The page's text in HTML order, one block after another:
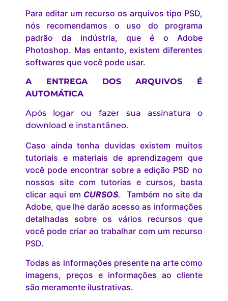
Para editar um recurso os arquivos tipo PSD,
nós recomendamos o uso do programa
padrão da indústria, que é o Adobe
Photoshop. Mas entanto, existem diferentes
softwares que você pode usar.
A ENTREGA DOS ARQUIVOS É
AUTOMÁTICA
Após logar ou fazer sua assinatura o
download e instantâneo.
Caso ainda tenha duvidas existem muitos
tutoriais e materiais de aprendizagem que
você pode encontrar sobre a edição PSD no
nossos site com tutorias e cursos, basta
clicar aqui em CURSOS.
Também no site da
Adobe, que lhe darão acesso as informações
detalhadas sobre os vários recursos que
você pode criar ao trabalhar com um recurso
PSD.
Todas as informações presente na arte como
imagens, preços e informações ao cliente
são meramente ilustrativas.